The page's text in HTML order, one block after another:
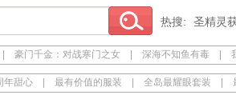
热搜: 圣精灵
豪门千金：对战寒门之女 深海不知鱼有毒
年甜心 最有价值的服装 全岛最耀眼套装